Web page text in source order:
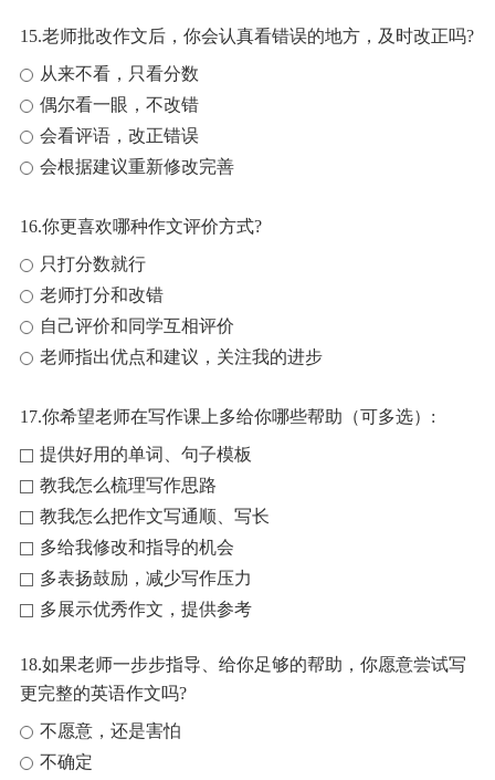
15.老师批改作文后，你会认真看错误的地方，及时改正吗?
从来不看，只看分数
偶尔看一眼，不改错
会看评语，改正错误
会根据建议重新修改完善
16.你更喜欢哪种作文评价方式?
只打分数就行
老师打分和改错
自己评价和同学互相评价
老师指出优点和建议，关注我的进步
17.你希望老师在写作课上多给你哪些帮助（可多选）:
提供好用的单词、句子模板
教我怎么梳理写作思路
教我怎么把作文写通顺、写长
多给我修改和指导的机会
多表扬鼓励，减少写作压力
多展示优秀作文，提供参考
18.如果老师一步步指导、给你足够的帮助，你愿意尝试写
更完整的英语作文吗?
不愿意，还是害怕
不确定